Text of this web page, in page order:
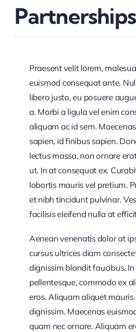
Partnerships
Praesent velit lorem,
euismod consequat ante.
libero justo, eu posuere
a. Morbi a ligula vel enim
aliquam ac id sem.
sapien, id finibus sapien.
lectus massa, non ornare
ut. In at consequat ex.
lobortis mauris vel pretium.
et nibh tincidunt pulvinar.
facilisis eleifend nulla at
Aenean venenatis dolor at
cursus ultrices diam
dignissim blandit faucibus. In
pellentesque, commodo ex
eros. Aliquam aliquet mauris
dignissim. Maecenas
quam nec ornare. Aliquam